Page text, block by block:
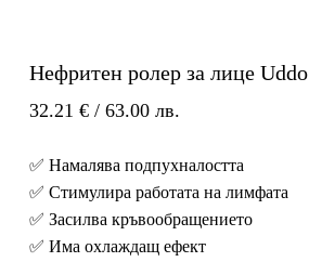
Нефритен ролер за лице Uddo
32.21 €/ 63.00 лв.
✅ Намалява подпухналостта
✅ Стимулира работата на лимфата
✅ Засилва кръвообращението
✅ Има охлаждащ ефект